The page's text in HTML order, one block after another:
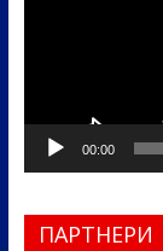
00:00
ПАРТНЕРИ